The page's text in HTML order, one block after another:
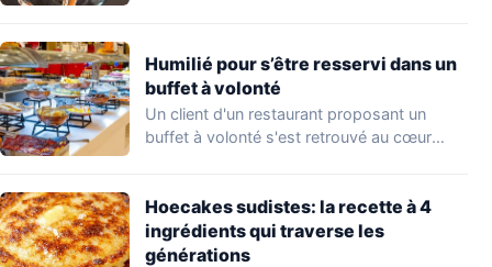
Humilié pour s’être resservi dans un
buffet à volonté
Un client d'un restaurant proposant un
buffet à volonté s'est retrouvé au cœur
Hoecakes sudistes: la recette à 4
ingrédients qui traverse les
générations